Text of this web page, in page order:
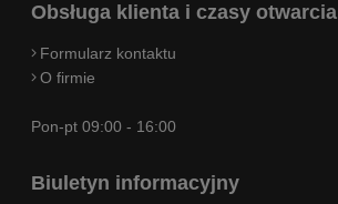
Obsługa klienta i czasy otwarcia
Formularz kontaktu
O firmie
Pon-pt 09:00 - 16:00
Biuletyn informacyjny